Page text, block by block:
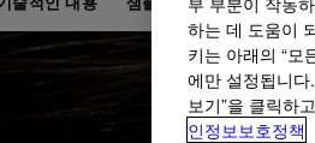
하는 데 도움이
키는 아래의 “모
에만 설정됩니
보기”을 클릭하
인정보보호정책